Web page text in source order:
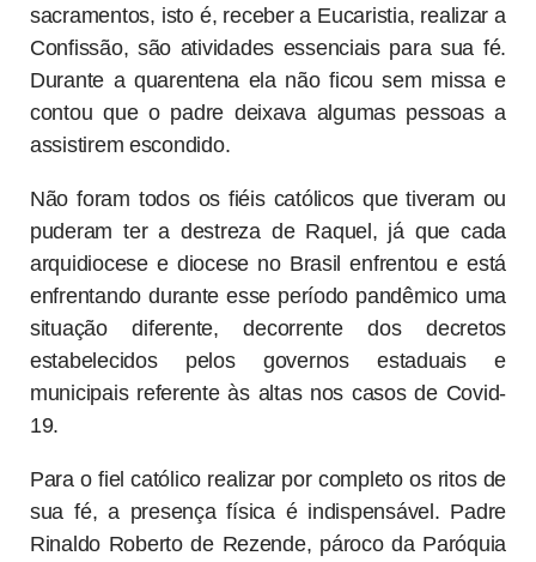
sacramentos, isto é, receber a Eucaristia, realizar a
Confissão, são atividades essenciais para sua fé.
Durante a quarentena ela não ficou sem missa e
contou que o padre deixava algumas pessoas a
assistirem escondido.
Não foram todos os fiéis católicos que tiveram ou
puderam ter a destreza de Raquel, já que cada
arquidiocese e diocese no Brasil enfrentou e está
enfrentando durante esse período pandêmico uma
situação diferente, decorrente dos decretos
estabelecidos pelos governos estaduais e
municipais referente às altas nos casos de Covid-
19.
Para o fiel católico realizar por completo os ritos de
sua fé, a presença física é indispensável. Padre
Rinaldo Roberto de Rezende, pároco da Paróquia